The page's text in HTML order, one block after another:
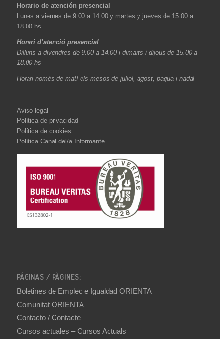
Horario de atención presencial
Lunes a viernes de 9.00 a 14.00 y martes y jueves de 15.00 a
18.00 hs
Horari d’atenció presencial
Dilluns a divendres de 9.00 a 14.00 i dimarts i dijous de 15.00 a
18.00 hs
Horari només de matí els mesos de juliol, agost, paqua i nadal
Aviso legal
Política de privacidad
Política de cookies
Política Canal del/a Informante
PÁGINAS / PÀGINES:
Boletines de Empleo e Igualdad ORIENTA
Comunitat ORIENTA
Contacto / Contacte
Cursos actuales – Cursos Actuals